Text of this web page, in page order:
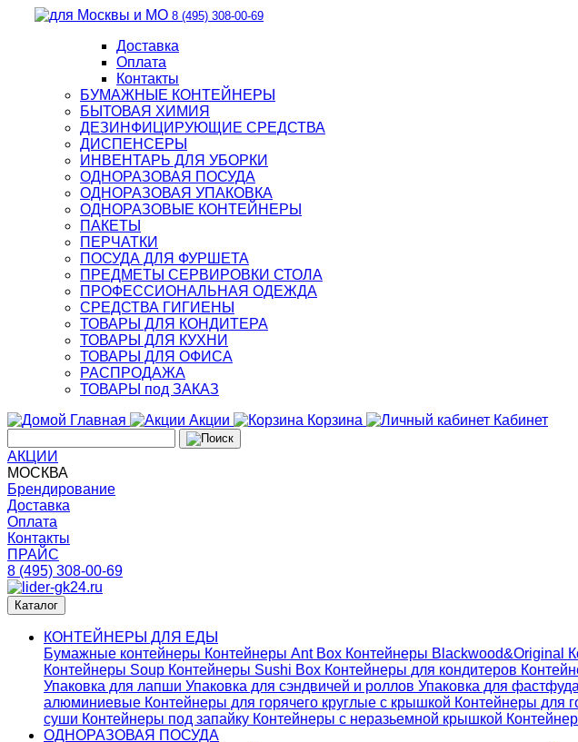
8 (495) 308-00-69
Доставка
Оплата
Контакты
БУМАЖНЫЕ КОНТЕЙНЕРЫ
БЫТОВАЯ ХИМИЯ
ДЕЗИНФИЦИРУЮЩИЕ СРЕДСТВА
ДИСПЕНСЕРЫ
ИНВЕНТАРЬ ДЛЯ УБОРКИ
ОДНОРАЗОВАЯ ПОСУДА
ОДНОРАЗОВАЯ УПАКОВКА
ОДНОРАЗОВЫЕ КОНТЕЙНЕРЫ
ПАКЕТЫ
ПЕРЧАТКИ
ПОСУДА ДЛЯ ФУРШЕТА
ПРЕДМЕТЫ СЕРВИРОВКИ СТОЛА
ПРОФЕССИОНАЛЬНАЯ ОДЕЖДА
СРЕДСТВА ГИГИЕНЫ
ТОВАРЫ ДЛЯ КОНДИТЕРА
ТОВАРЫ ДЛЯ КУХНИ
ТОВАРЫ ДЛЯ ОФИСА
РАСПРОДАЖА
ТОВАРЫ под ЗАКАЗ
Главная
Акции Корзина Кабинет
АКЦИИ
МОСКВА
Брендирование
Доставка
Оплата
Контакты
ПРАЙС
8 (495) 308-00-69
Каталог
КОНТЕЙНЕРЫ ДЛЯ ЕДЫ
Бумажные контейнеры Контейнеры Ant Box Контейнеры Blackwood&Original
Контейнеры Soup Контейнеры Sushi Box Контейнеры для кондитеров
Упаковка для лапши Упаковка для сэндвичей и роллов Упаковка для фастфуда
алюминиевые Контейнеры для горячего круглые с крышкой Контейнеры для
суши Контейнеры под запайку Контейнеры с неразьемной крышкой
ОДНОРАЗОВАЯ ПОСУДА